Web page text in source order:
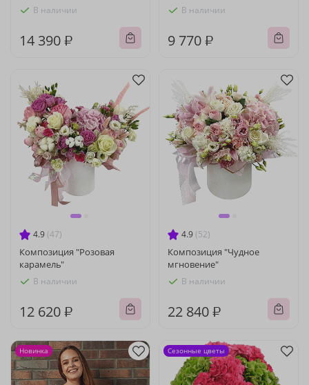
В наличии
14 390 ₽
В наличии
9 770 ₽
4.9 (47)
Композиция "Розовая
карамель"
В наличии
12 620 ₽
4.9 (52)
Композиция "Чудное
мгновение"
В наличии
22 840 ₽
Новинка Сезонные цветы